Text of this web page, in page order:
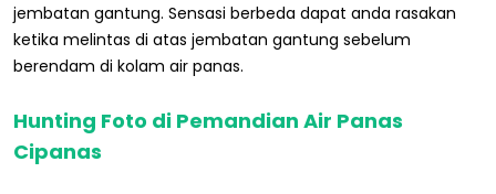
jembatan gantung. Sensasi berbeda dapat anda rasakan
ketika melintas di atas jembatan gantung sebelum
berendam di kolam air panas.
Hunting Foto di Pemandian Air Panas
Cipanas